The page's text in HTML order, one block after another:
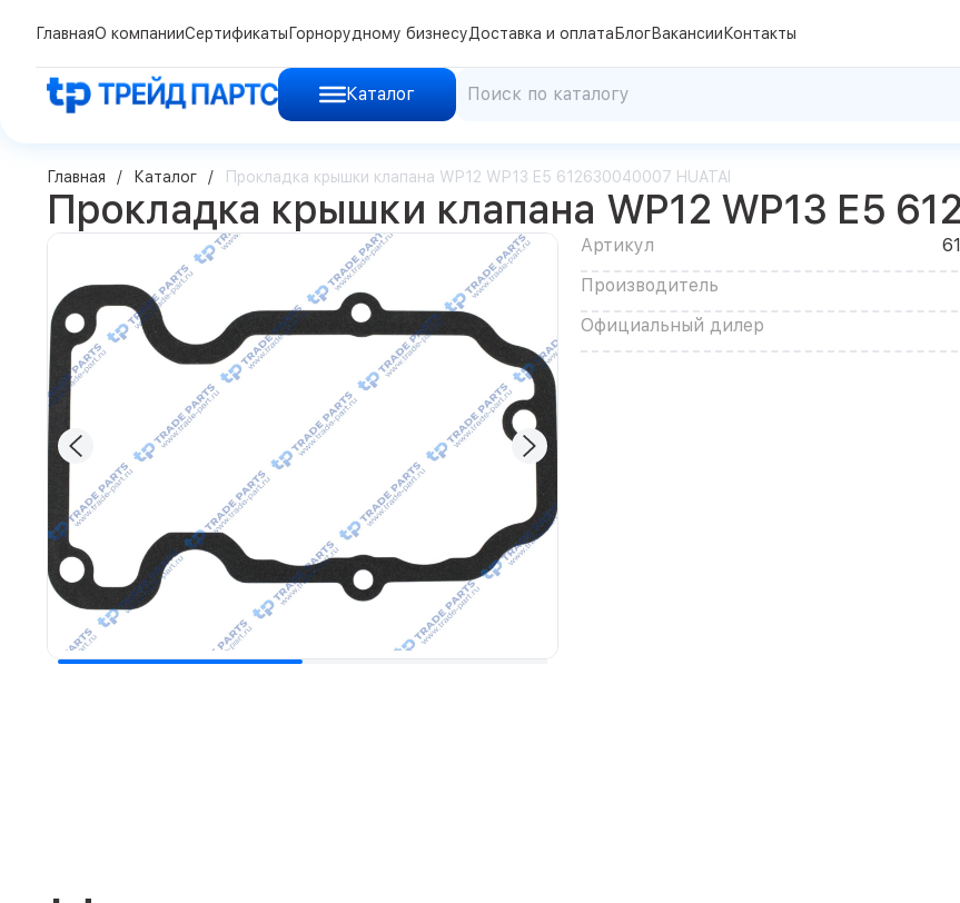
Каталог
ГлавнаяО компанииСертификаты Горнорудному бизнесуДоставка и оплата БлогВакансии Контакты
Главная Каталог Прокладка крышки клапана WP12 WP13 E5 612630040007 HUATAI
Прокладка крышки клапана WP12 WP13 E5
Артикул
Производитель
Официальный дилер